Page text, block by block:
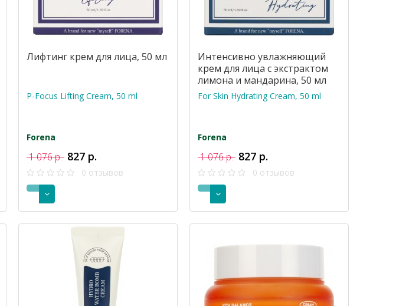
Лифтинг крем для лица, 50 мл
P-Focus Lifting Cream, 50 ml
Forena
1 076 р. 827 р.
0 отзывов
Интенсивно увлажняющий
крем для лица с экстрактом
лимона и мандарина, 50 мл
For Skin Hydrating Cream, 50 ml
Forena
1 076 р. 827 р.
0 отзывов